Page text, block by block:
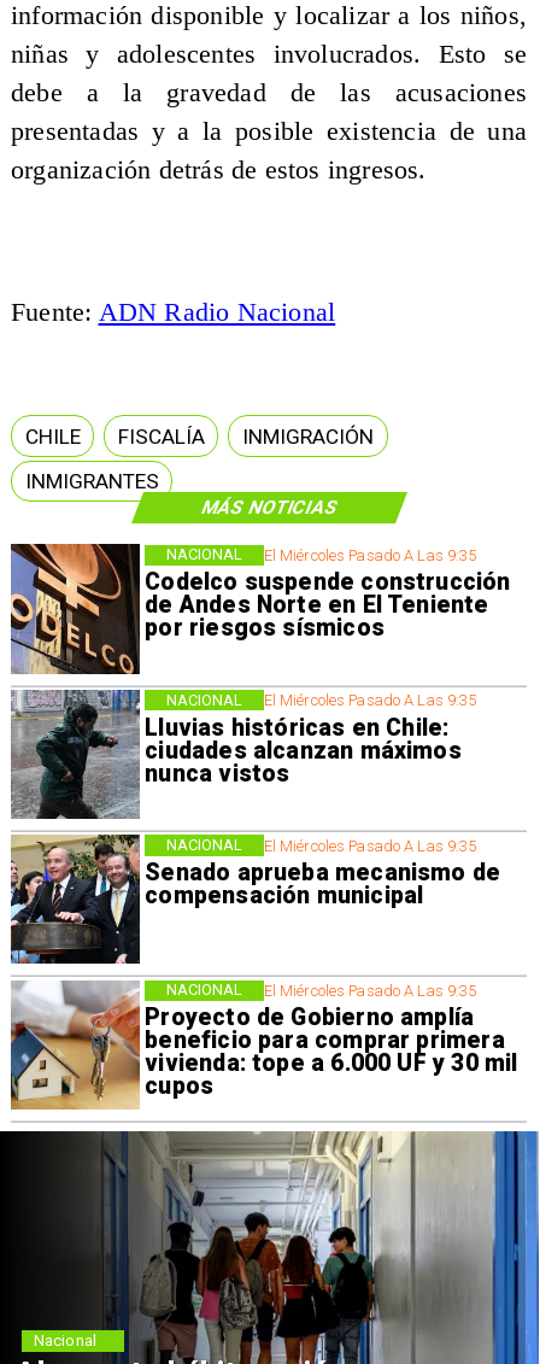
MÁS NOTICIAS
El Miércoles Pasado A Las 9:35
Codelco suspende construcción
de Andes Norte en El Teniente
por riesgos sísmicos
NACIONAL
El Miércoles Pasado A Las 9:35
Lluvias históricas en Chile:
ciudades alcanzan máximos
nunca vistos
NACIONAL
El Miércoles Pasado A Las 9:35
Senado aprueba mecanismo de
compensación municipal
NACIONAL
El Miércoles Pasado A Las 9:35
Proyecto de Gobierno amplía
beneficio para comprar primera
vivienda: tope a 6.000 UF y 30 mil
cupos
NACIONAL
información disponible y localizar a los niños,
niñas y adolescentes involucrados. Esto se
debe a la gravedad de las acusaciones
presentadas y a la posible existencia de una
organización detrás de estos ingresos.
Fuente: ADN Radio Nacional
CHILE FISCALÍA
INMIGRACIÓN
INMIGRANTES
Nacional